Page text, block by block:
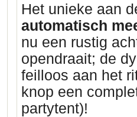
Het unieke aan
automatisch
nu een rustig
opendraait; de
feilloos aan het
knop een
partytent)!